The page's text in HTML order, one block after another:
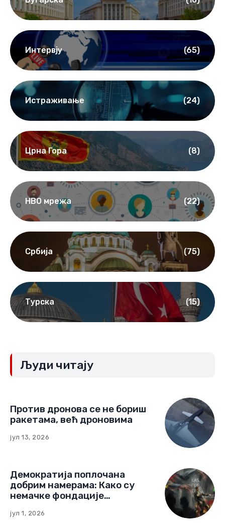
Интервју (65)
Истраживање (24)
Црна Гора (8)
НВО мрежа (22)
Србија (75)
Турска (15)
Људи читају
Против дронова се не бориш
ракетама, већ дроновима
јул 13, 2026
Демократија поплочана
добрим намерама: Како су
немачке фондације
Црној Гори
јул 1, 2026